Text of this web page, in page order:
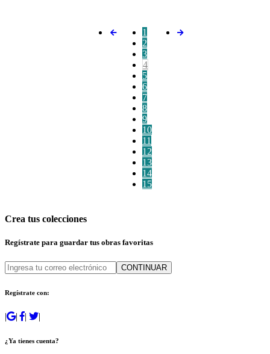
1
2
3
4
5
6
7
8
9
10
11
12
13
14
15
Crea tus colecciones
Regístrate para guardar tus obras favoritas
CONTINUAR
Regístrate con:
| | | |
¿Ya tienes cuenta?